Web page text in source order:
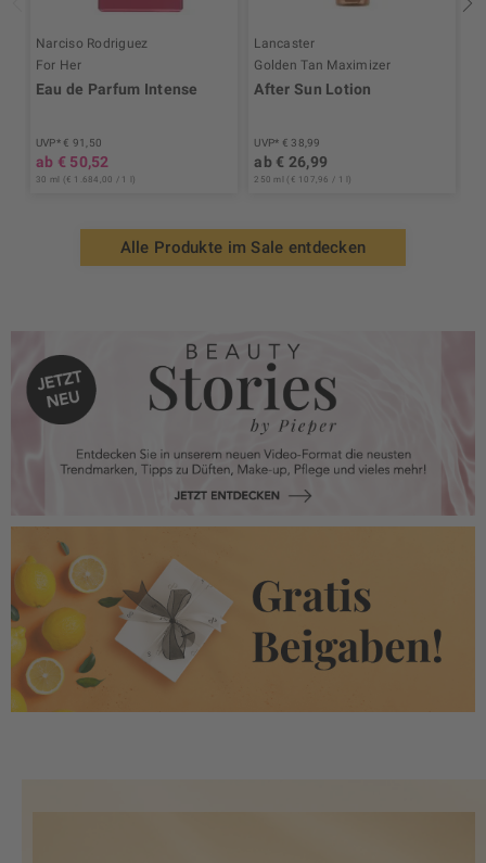
Narciso Rodriguez
For Her
Eau de Parfum Intense
UVP* € 91,50
ab € 50,52
30 ml (€ 1.684,00 / 1 l)
Lancaster
Golden Tan Maximizer
After Sun Lotion
UVP* € 38,99
ab € 26,99
250 ml (€ 107,96 / 1 l)
Alle Produkte im Sale entdecken